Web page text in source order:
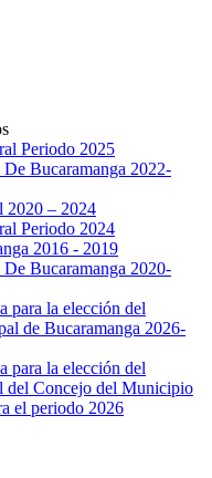
Periodo 2025
Bucaramanga 2022-
2020 – 2024
Periodo 2024
2016 - 2019
Bucaramanga 2020-
para la elección del
de Bucaramanga 2026-
para la elección del
del Concejo del Municipio
el periodo 2026